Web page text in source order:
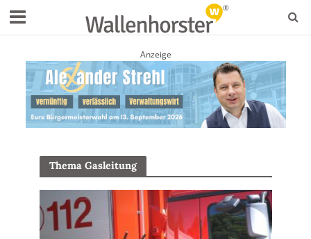
Anzeige
Thema Gasleitung